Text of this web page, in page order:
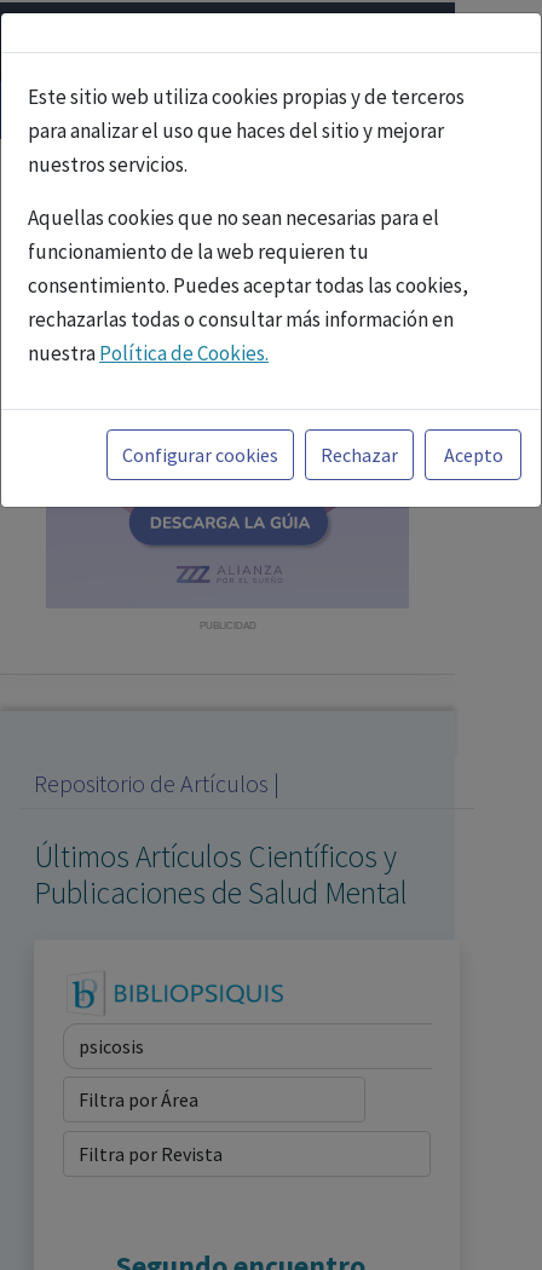
Este sitio web utiliza cookies propias y de terceros
para analizar el uso que haces del sitio y mejorar
nuestros servicios.
Aquellas cookies que no sean necesarias para el
funcionamiento de la web requieren tu
consentimiento. Puedes aceptar todas las cookies,
rechazarlas todas o consultar más información en
nuestraPolítica de Cookies.
Toda la información incluida en la Página Web está
referida a productos del mercado español y, por
tanto, dirigida a profesionales sanitarios legalmente
facultados para prescribir o dispensar medicamentos
con ejercicio profesional. La información técnica de los
fármacos se facilita a título meramente informativo,
Configurar cookies Rechazar Acepto
PUBLICIDAD
Repositorio de Artículos |
Últimos Artículos Científicos y
Publicaciones de Salud Mental